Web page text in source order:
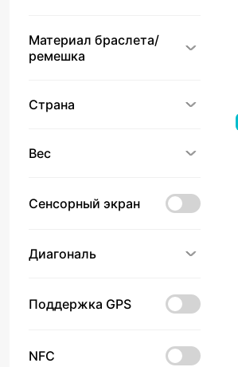
Материал браслета/
ремешка
Страна
Вес
Сенсорный экран
Диагональ
Поддержка GPS
NFC